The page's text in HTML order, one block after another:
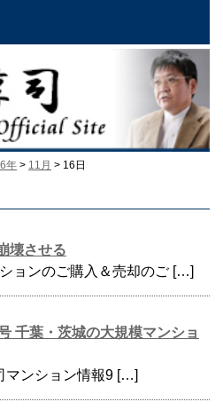
年 > 11月 > 16日
壊させる
ョンのご購入＆売却のご […]
千葉・茨城の大規模マンショ
マンション情報9 […]